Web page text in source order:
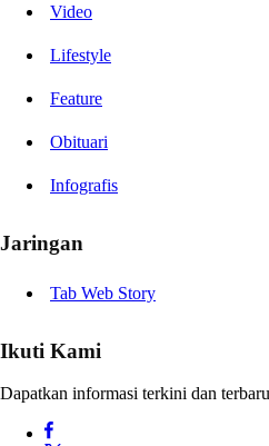
Video
Lifestyle
Feature
Obituari
Infografis
Jaringan
Tab Web Story
Ikuti Kami
Dapatkan informasi terkini dan